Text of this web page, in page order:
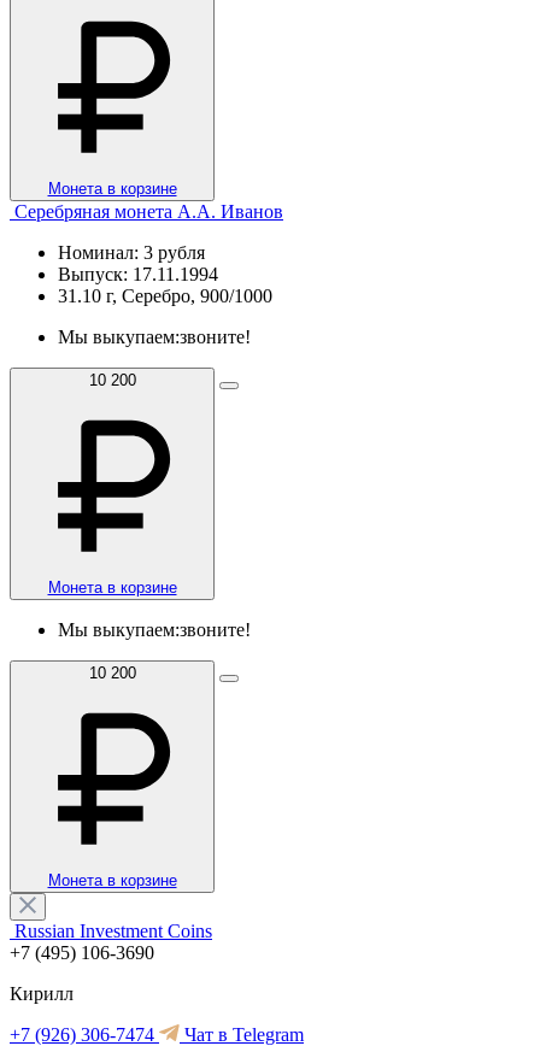
Монета в корзине
Серебряная монета А.А. Иванов
Номинал: 3 рубля
Выпуск: 17.11.1994
31.10 г, Серебро, 900/1000
Мы выкупаем:звоните!
10 200
Монета в корзине
Мы выкупаем:звоните!
10 200
Монета в корзине
Russian Investment Coins
+7 (495) 106-3690
Кирилл
+7 (926) 306-7474
Чат в Telegram